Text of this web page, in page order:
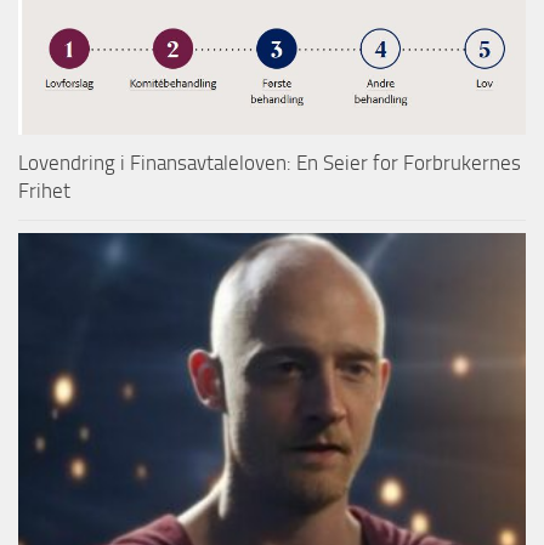
Lovendring i Finansavtaleloven: En Seier for Forbrukernes
Frihet